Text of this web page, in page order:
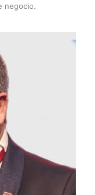
negocio.